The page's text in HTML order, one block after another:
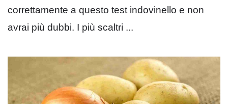
correttamente a questo test indovinello e non
avrai più dubbi. I più scaltri ...